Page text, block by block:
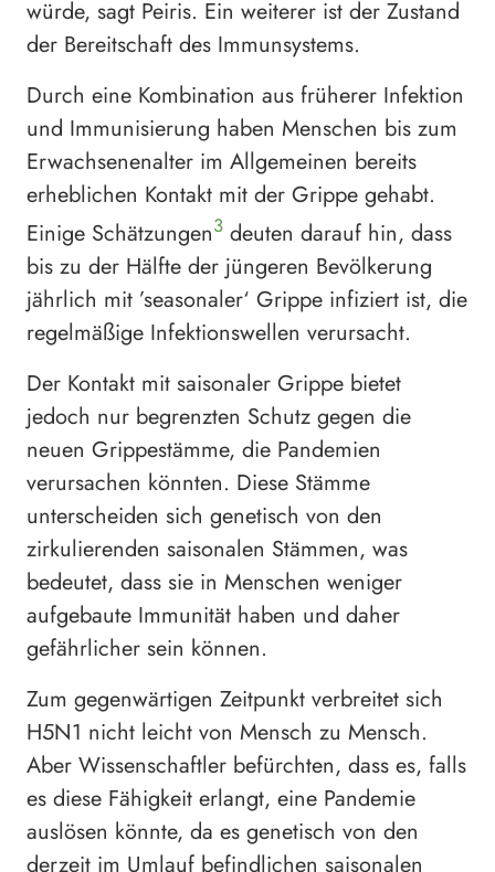
würde, sagt Peiris. Ein weiterer ist der Zustand
der Bereitschaft des Immunsystems.
Durch eine Kombination aus früherer Infektion
und Immunisierung haben Menschen bis zum
Erwachsenenalter im Allgemeinen bereits
erheblichen Kontakt mit der Grippe gehabt.
Einige Schätzungen3 deuten darauf hin, dass
bis zu der Hälfte der jüngeren Bevölkerung
jährlich mit ’seasonaler‘ Grippe infiziert ist, die
regelmäßige Infektionswellen verursacht.
Der Kontakt mit saisonaler Grippe bietet
jedoch nur begrenzten Schutz gegen die
neuen Grippestämme, die Pandemien
verursachen könnten. Diese Stämme
unterscheiden sich genetisch von den
zirkulierenden saisonalen Stämmen, was
bedeutet, dass sie in Menschen weniger
aufgebaute Immunität haben und daher
gefährlicher sein können.
Zum gegenwärtigen Zeitpunkt verbreitet sich
H5N1 nicht leicht von Mensch zu Mensch.
Aber Wissenschaftler befürchten, dass es, falls
es diese Fähigkeit erlangt, eine Pandemie
auslösen könnte, da es genetisch von den
derzeit im Umlauf befindlichen saisonalen